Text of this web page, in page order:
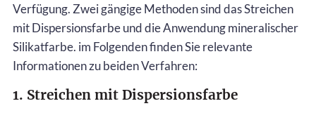
Verfügung. Zwei gängige Methoden sind das Streichen
mit Dispersionsfarbe und die Anwendung mineralischer
Silikatfarbe. im Folgenden finden Sie relevante
Informationen zu beiden Verfahren:
1. Streichen mit Dispersionsfarbe